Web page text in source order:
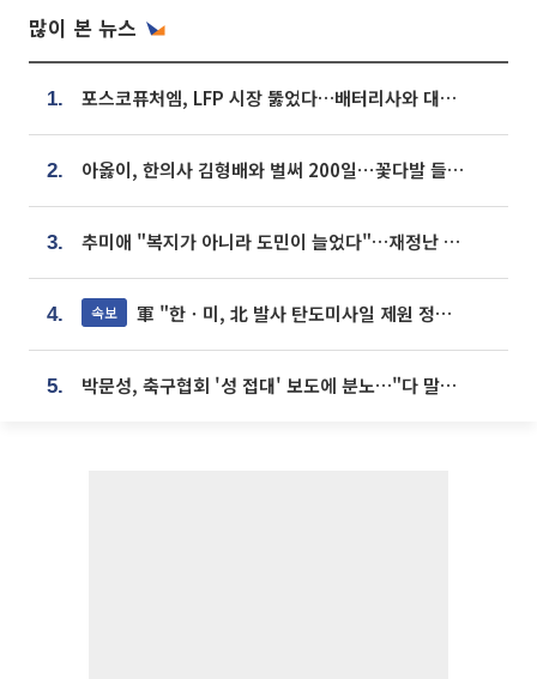
많이 본 뉴스
1. 포스코퓨처엠, LFP 시장 뚫었다…배터리사와 대규모 장기 공급 합의
2. 아옳이, 한의사 김형배와 벌써 200일⋯꽃다발 들고 "프러포즈 아냐"
3. 추미애 "복지가 아니라 도민이 늘었다"…재정난 책임론 정면돌파
4. 속보 軍 "한ㆍ미, 北 발사 탄도미사일 제원 정밀분석 중"
5. 박문성, 축구협회 '성 접대' 보도에 분노…"다 말아먹으려고 작정했나"